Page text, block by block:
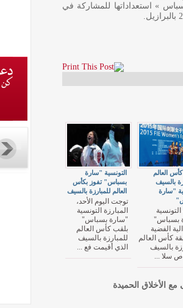
» استعداداتها للمشاركة في
التونسية "سارة
بسباس" تفوز بكأس
العالم للمبارزة بالسيف
توجت اليوم الأحد،
المبارزة التونسية
"سارة بسباس"
بلقب كأس العالم
للمبارزة بالسيف
الذي أقيمت فع ...
العالم
بالسيف
"سارة
بسباس"
الفضية
كأس العالم
بالسيف
سلا ...
مع الأخلاق الحميدة